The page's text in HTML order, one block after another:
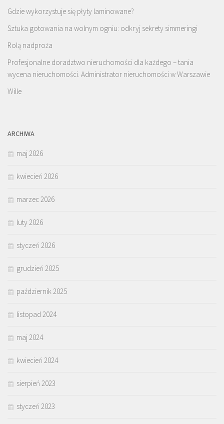
Gdzie wykorzystuje się płyty laminowane?
Sztuka gotowania na wolnym ogniu: odkryj sekrety simmeringi
Rolą nadproża
Profesjonalne doradztwo nieruchomości dla każdego – tania
wycena nieruchomości. Administrator nieruchomości w Warszawie
Wille
ARCHIWA
maj 2026
kwiecień 2026
marzec 2026
luty 2026
styczeń 2026
grudzień 2025
październik 2025
listopad 2024
maj 2024
kwiecień 2024
sierpień 2023
styczeń 2023